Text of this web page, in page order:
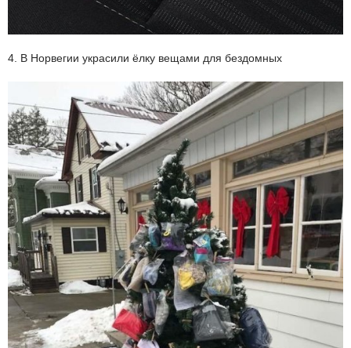
4. В Норвегии украсили ёлку вещами для бездомных